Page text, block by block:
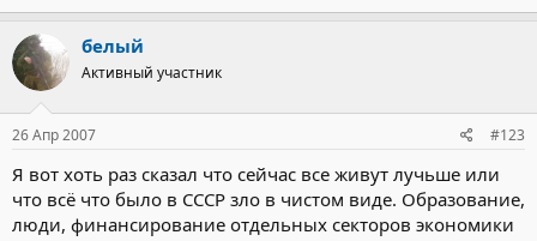
белый
Активный участник
26 Апр 2007 #123
Я вот хоть раз сказал что сейчас все живут лучьше или
что всё что было в СССР зло в чистом виде. Образование,
люди, финансирование отдельных секторов экономики